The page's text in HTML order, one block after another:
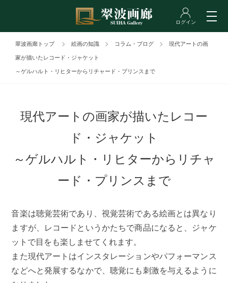
翠波画廊トップ 絵画の知識 コラム・ブログ 現代アートの画
家が描いたレコード・ジャケット
～ゲルハルト・リヒターからリチャード・プリンスまで
現代アートの画家が描いたレコー
ド・ジャケット
～ゲルハルト・リヒターからリチャ
ード・プリンスまで
音楽は聴覚芸術であり、視覚芸術である絵画とは異なり
ますが、レコードというかたちで商品になると、ジャケ
ットで目をも楽しませてくれます。
また現代アートはインスタレーションやパフォーマンス
などへと発展するなかで、聴覚にも刺激を与えるように